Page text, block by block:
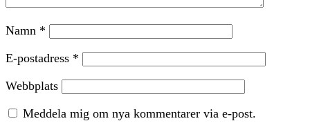
Namn *
E-postadress *
Webbplats
Meddela mig om nya kommentarer via e-post.